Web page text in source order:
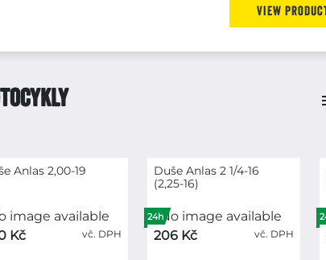
View
Anlas 2,00-19
Kč vč. DPH
Duše Anlas 2 1/4-16
(2,25-16)
24h
206 Kč vč. DPH